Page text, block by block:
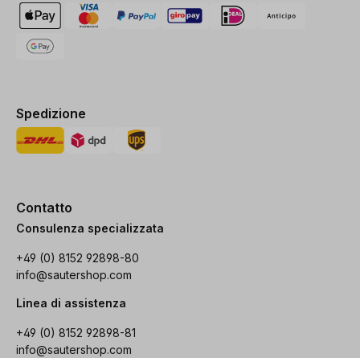
Spedizione
Contatto
Consulenza specializzata
+49 (0) 8152 92898-80
info@sautershop.com
Linea di assistenza
+49 (0) 8152 92898-81
info@sautershop.com